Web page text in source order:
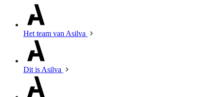
Het team van Asilva
Dit is Asilva